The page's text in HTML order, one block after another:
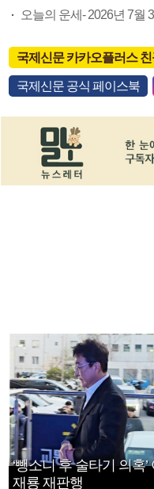
오늘의 운세- 2026년 7월
국제신문 카카오플러스
국제신문 공식 페이스북
‘뺑소니 후 술타기 의혹’
재룡 재판행